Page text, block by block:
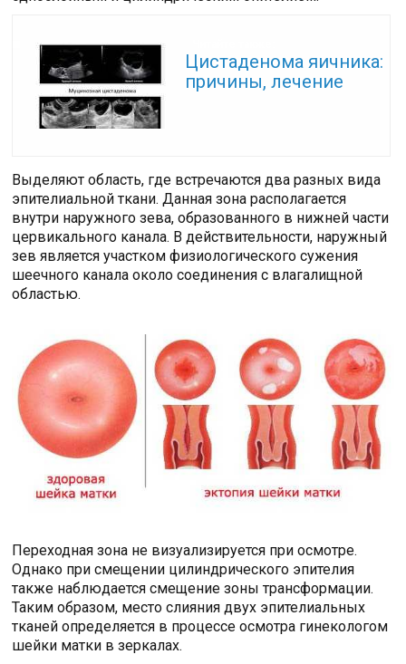
Цистаденома яичника:
причины, лечение
Выделяют область, где встречаются два разных вида
эпителиальной ткани. Данная зона располагается
внутри наружного зева, образованного в нижней части
цервикального канала. В действительности, наружный
зев является участком физиологического сужения
шеечного канала около соединения с влагалищной
областью.
Переходная зона не визуализируется при осмотре.
Однако при смещении цилиндрического эпителия
также наблюдается смещение зоны трансформации.
Таким образом, место слияния двух эпителиальных
тканей определяется в процессе осмотра гинекологом
шейки матки в зеркалах.